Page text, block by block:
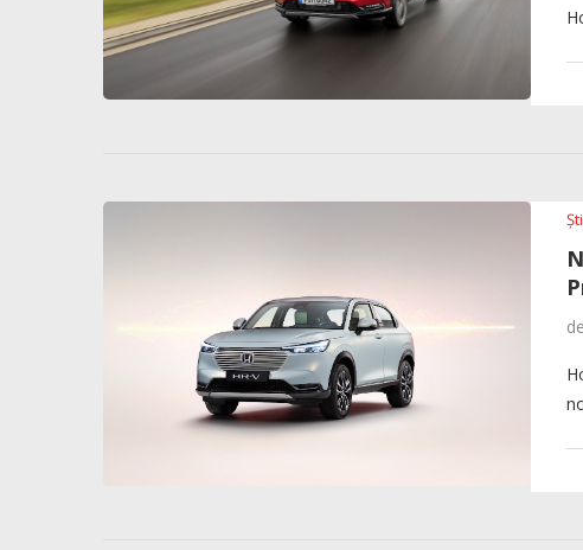
de